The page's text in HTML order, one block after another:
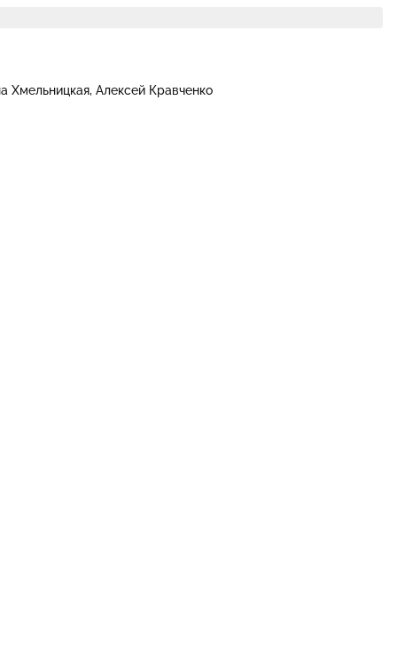
Хмельницкая Алексей Кравченко